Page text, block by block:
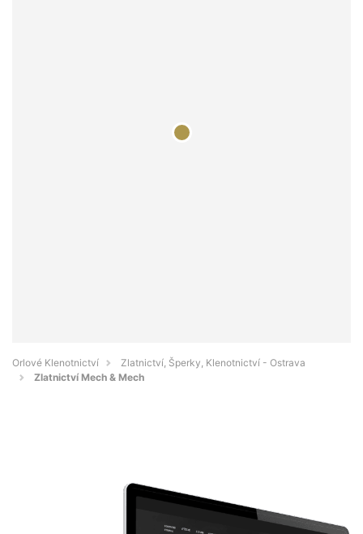
Orlové Klenotnictví
Zlatnictví, Šperky, Klenotnictví - Ostrava
Zlatnictví Mech & Mech